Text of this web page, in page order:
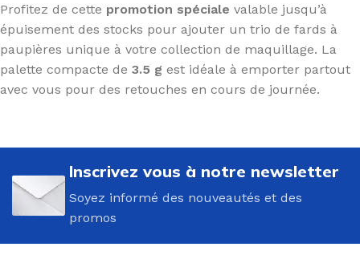
Profitez de cette promotion spéciale valable jusqu’à
épuisement des stocks pour ajouter un trio de fards à
paupières unique à votre collection de maquillage. La
palette compacte de 3.5 g est idéale à emporter partout
avec vous pour des retouches en cours de journée.
Inscrivez vous à notre newsletter
Soyez informé des nouveautés et des
promos